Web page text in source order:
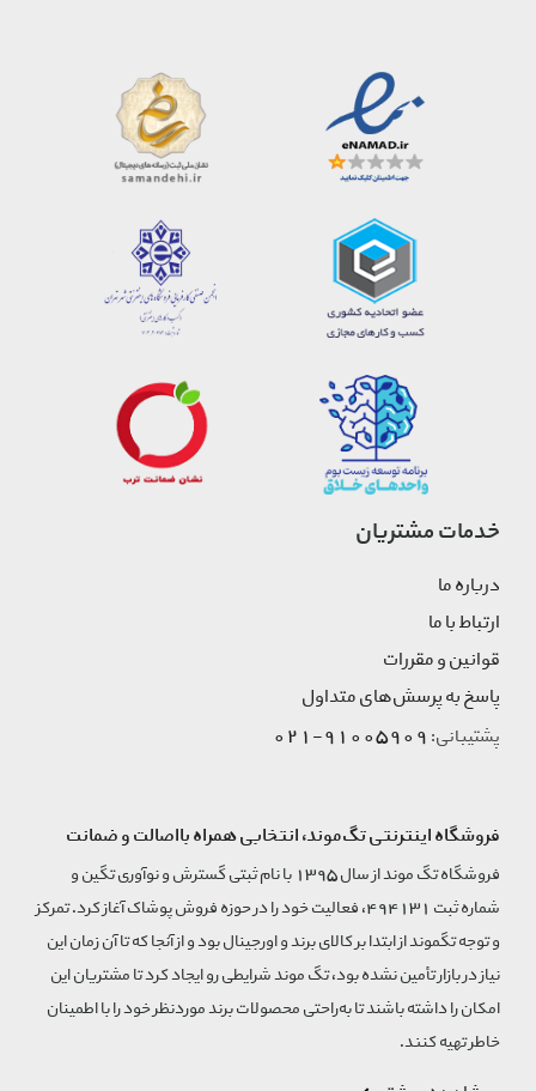
خدمات مشتریان
درباره ما
ارتباط با ما
قوانین و مقررات
پاسخ به پرسش‌های متداول
پشتیبانی: 91005909-021
فروشگاه اینترنتی تگ‌موند، انتخابی همراه بااصالت و ضمانت
فروشگاه تگ موند از سال 1395 با نام ثبتی گسترش و نوآوری تگین و
شماره ثبت 494131، فعالیت خود را در حوزه فروش پوشاک آغاز کرد. تمرکز
و توجه تگموند از ابتدا بر کالای برند و اورجینال بود و از آنجا که تا آن زمان این
نیاز در بازار تأمین نشده بود، تگ موند شرایطی رو ایجاد کرد تا مشتریان این
امکان را داشته باشند تا به‌راحتی محصولات برند مورد‌نظر خود را با اطمینان
خاطر تهیه کنند.